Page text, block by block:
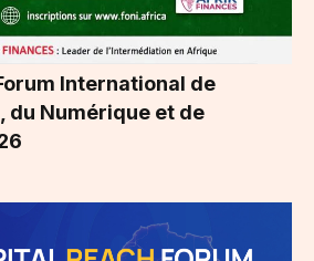
International de
du Numérique et de